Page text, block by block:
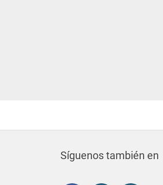
Síguenos también en